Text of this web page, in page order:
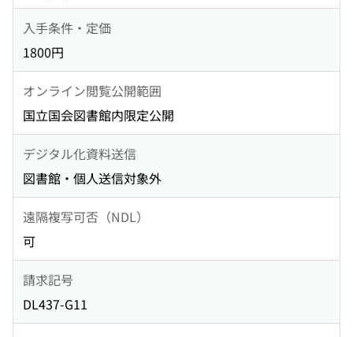
入手条件・定価
1800円
オンライン閲覧公開範囲
国立国会図書館内限定公開
デジタル化資料送信
図書館・個人送信対象外
遠隔複写可否（NDL）
可
請求記号
DL437-G11